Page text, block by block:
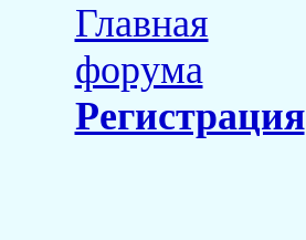
Главная
форума
Регистрация